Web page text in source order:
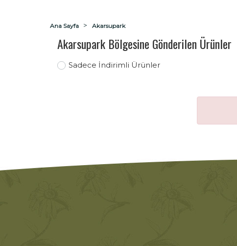
Ana Sayfa Akarsupark
Akarsupark Bölgesine Gönderilen Ürünler
Sadece İndirimli Ürünler